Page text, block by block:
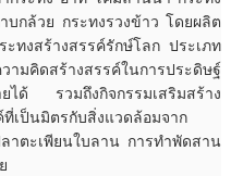
บกล้วย กระทงรวงข้าว โดยผลิต
ทงสร้างสรรค์รักษ์โลก ประเภท
ามคิดสร้างสรรค์ในการประดิษฐ์
ได้ รวมถึงกิจกรรมเสริมสร้าง
เป็นมิตรกับสิ่งแวดล้อมจาก
าตะเพียนใบลาน การทำพัดสาน